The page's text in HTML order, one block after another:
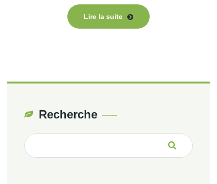
Lire la suite
Recherche
Recherche
pour :